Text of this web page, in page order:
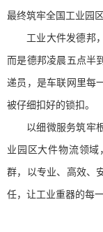
最终筑牢全国工业园
工业大件发德邦
而是德邦凌晨五点半
递员，是车联网里每
被仔细扣好的锁扣。
以细微服务筑牢
业园区大件物流领
群，以专业、高效、
任，让工业重器的每